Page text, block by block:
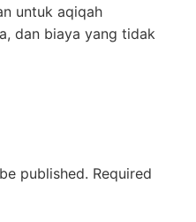
untuk aqiqah
dan biaya yang tidak
published. Required